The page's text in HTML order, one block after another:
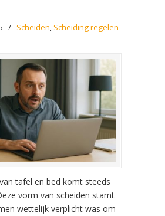
/ Scheiden, Scheiding regelen
tafel en bed komt steeds
vorm van scheiden stamt
wettelijk verplicht was om